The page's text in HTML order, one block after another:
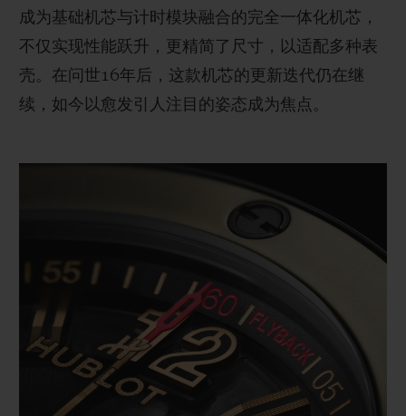
成为基础机芯与计时模块融合的完全一体化机芯，
不仅实现性能跃升，更精简了尺寸，以适配多种表
壳。在问世16年后，这款机芯的更新迭代仍在继
续，如今以愈发引人注目的姿态成为焦点。